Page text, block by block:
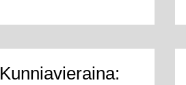
Kunniavieraina: